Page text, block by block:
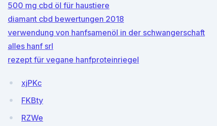
500 mg cbd öl für haustiere
diamant cbd bewertungen 2018
verwendung von hanfsamenöl in der schwangerschaft
alles hanf srl
rezept für vegane hanfproteinriegel
xjPKc
FKBty
RZWe